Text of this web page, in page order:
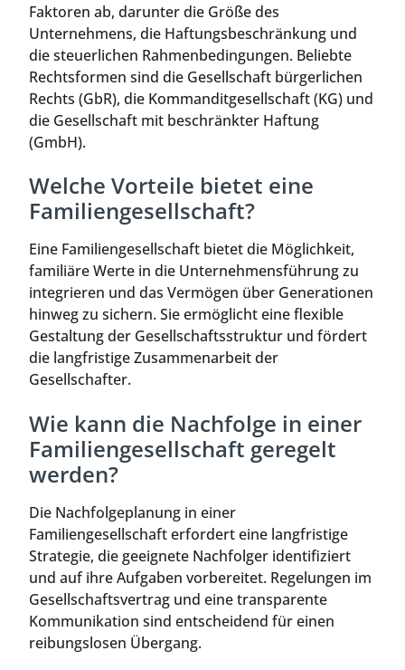
Faktoren ab, darunter die Größe des
Unternehmens, die Haftungsbeschränkung und
die steuerlichen Rahmenbedingungen. Beliebte
Rechtsformen sind die Gesellschaft bürgerlichen
Rechts (GbR), die Kommanditgesellschaft (KG) und
die Gesellschaft mit beschränkter Haftung
(GmbH).
Welche Vorteile bietet eine
Familiengesellschaft?
Eine Familiengesellschaft bietet die Möglichkeit,
familiäre Werte in die Unternehmensführung zu
integrieren und das Vermögen über Generationen
hinweg zu sichern. Sie ermöglicht eine flexible
Gestaltung der Gesellschaftsstruktur und fördert
die langfristige Zusammenarbeit der
Gesellschafter.
Wie kann die Nachfolge in einer
Familiengesellschaft geregelt
werden?
Die Nachfolgeplanung in einer
Familiengesellschaft erfordert eine langfristige
Strategie, die geeignete Nachfolger identifiziert
und auf ihre Aufgaben vorbereitet. Regelungen im
Gesellschaftsvertrag und eine transparente
Kommunikation sind entscheidend für einen
reibungslosen Übergang.